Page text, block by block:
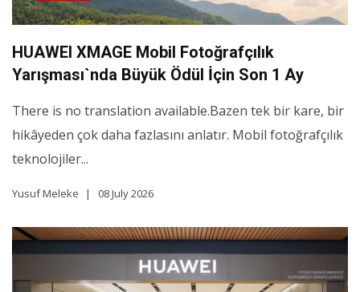
HUAWEI XMAGE Mobil Fotoğrafçılık
Yarışması`nda Büyük Ödül İçin Son 1 Ay
There is no translation available.Bazen tek bir kare, bir
hikâyeden çok daha fazlasını anlatır. Mobil fotoğrafçılık
teknolojiler...
Yusuf Meleke 08 July 2026